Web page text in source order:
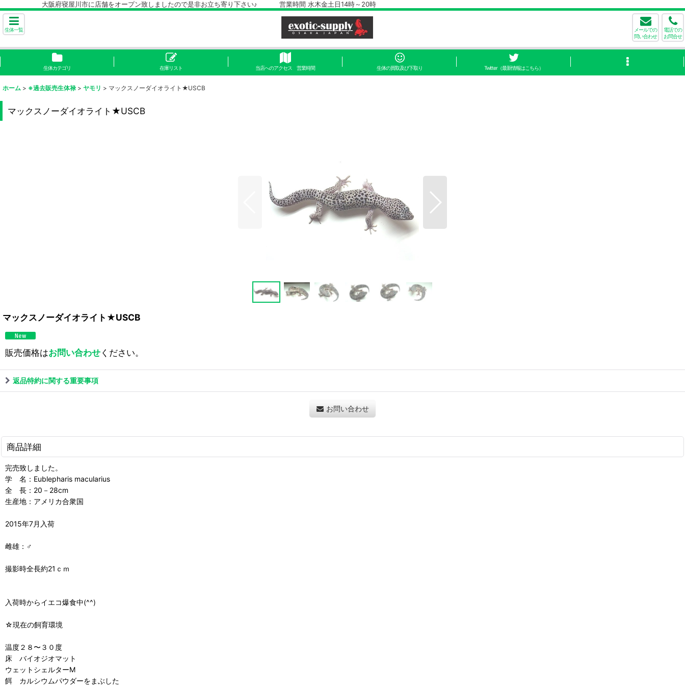
大阪府寝屋川市に店舗をオープン致しましたので是非お立ち寄り下さい♪ 営業時間 水木金土日14時～20時
生体一覧
メールでの
問い合わせ
電話での
お問合せ
生体カテゴリ 在庫リスト 当店へのアクセス 営業時間 生体の買取及び下取り Twitter（最新情報はこちら）
ホーム > ※過去販売生体禄 > ヤモリ > マックスノーダイオライト★USCB
マックスノーダイオライト★USCB
マックスノーダイオライト★USCB
販売価格はお問い合わせください。
返品特約に関する重要事項
お問い合わせ
商品詳細
完売致しました。
学 名：Eublepharis macularius
全 長：20－28cm
生産地：アメリカ合衆国
2015年7月入荷
雌雄：♂
撮影時全長約21ｃｍ
入荷時からイエコ爆食中(^^)
☆現在の飼育環境
温度２８〜３０度
床 バイオジオマット
ウェットシェルターM
餌 カルシウムパウダーをまぶした